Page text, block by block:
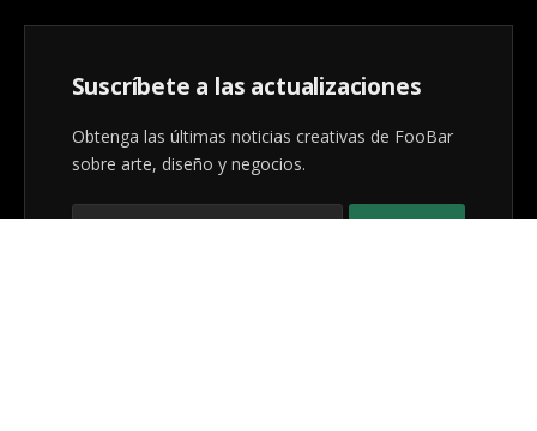
Suscríbete a las actualizaciones
Obtenga las últimas noticias creativas de FooBar
sobre arte, diseño y negocios.